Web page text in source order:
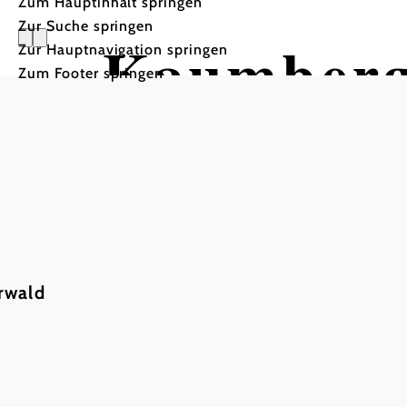
Zur Suche springen
Zur Hauptnavigation springen
Zum Footer springen